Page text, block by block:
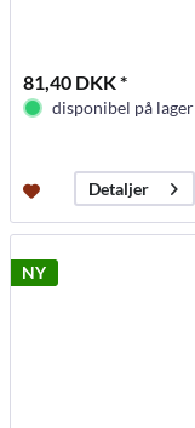
81,40 DKK *
disponibel på lager
Detaljer
NY